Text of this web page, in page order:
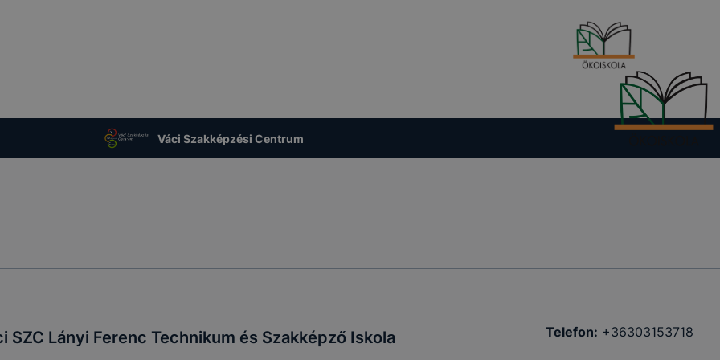
Váci Szakképzési Centrum
SZC Lányi Ferenc Technikum és Szakképző Iskola Telefon: +36303153718